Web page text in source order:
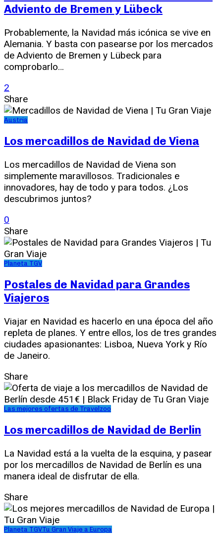
Adviento de Bremen y Lübeck
Probablemente, la Navidad más icónica se vive en
Alemania. Y basta con pasearse por los mercados
de Adviento de Bremen y Lübeck para
comprobarlo…
2
Share
Austria
Los mercadillos de Navidad de Viena
Los mercadillos de Navidad de Viena son
simplemente maravillosos. Tradicionales e
innovadores, hay de todo y para todos. ¿Los
descubrimos juntos?
0
Share
Planeta TGV
Postales de Navidad para Grandes
Viajeros
Viajar en Navidad es hacerlo en una época del año
repleta de planes. Y entre ellos, los de tres grandes
ciudades apasionantes: Lisboa, Nueva York y Río
de Janeiro.
Share
Las mejores ofertas de Travelzoo
Los mercadillos de Navidad de Berlin
La Navidad está a la vuelta de la esquina, y pasear
por los mercadillos de Navidad de Berlín es una
manera ideal de disfrutar de ella.
Share
Planeta TGVTu Gran Viaje a Europa